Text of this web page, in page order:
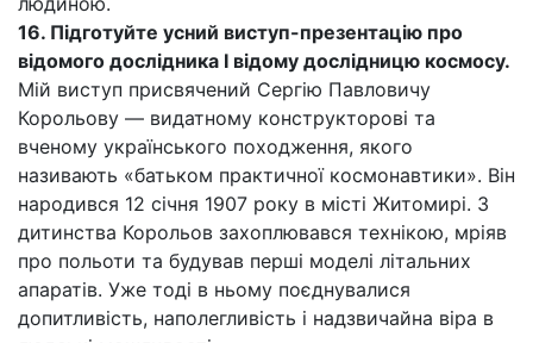
16. Підготуйте усний виступ-презентацію про
відомого дослідника І відому дослідницю космосу.
Мій виступ присвячений Сергію Павловичу
Корольову — видатному конструкторові та
вченому українського походження, якого
називають «батьком практичної космонавтики». Він
народився 12 січня 1907 року в місті Житомирі. З
дитинства Корольов захоплювався технікою, мріяв
про польоти та будував перші моделі літальних
апаратів. Уже тоді в ньому поєднувалися
допитливість, наполегливість і надзвичайна віра в